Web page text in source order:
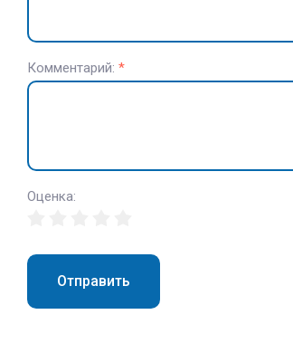
Комментарий: *
Оценка:
Отправить